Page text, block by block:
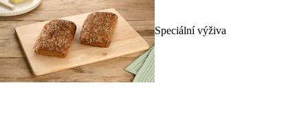
Speciální výživa